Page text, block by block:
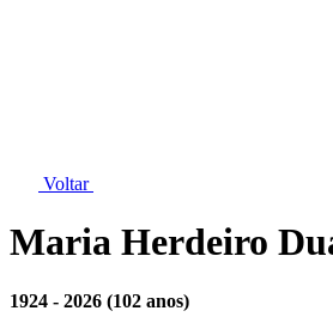
Voltar
Maria Herdeiro
1924 - 2026 (102 anos)